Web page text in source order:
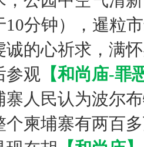
10分钟），暹粒
诚的心祈求，满
参观 【和尚庙-罪
人民认为波尔
个柬埔寨有两百